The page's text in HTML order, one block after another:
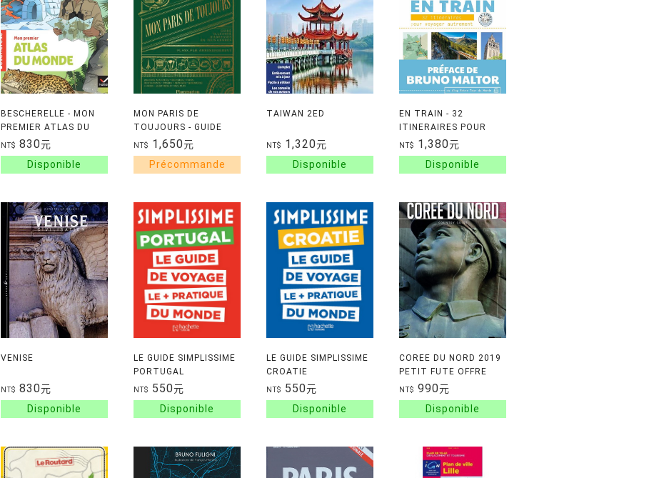
BESCHERELLE - MON
PREMIER ATLAS DU
MONDE
NT$ 830元
MON PARIS DE
TOUJOURS - GUIDE
ILLUSTRE D'ADRESSES
EN TOUS GENRES
NT$ 1,650元
TAIWAN 2ED
NT$ 1,320元
EN TRAIN - 32
ITINERAIRES POUR
VOYAGER AUTREMENT
EN EUROPE
NT$ 1,380元
VENISE
NT$ 830元
LE GUIDE SIMPLISSIME
PORTUGAL
NT$ 550元
LE GUIDE SIMPLISSIME
CROATIE
NT$ 550元
COREE DU NORD 2019
PETIT FUTE OFFRE
NUM
NT$ 990元